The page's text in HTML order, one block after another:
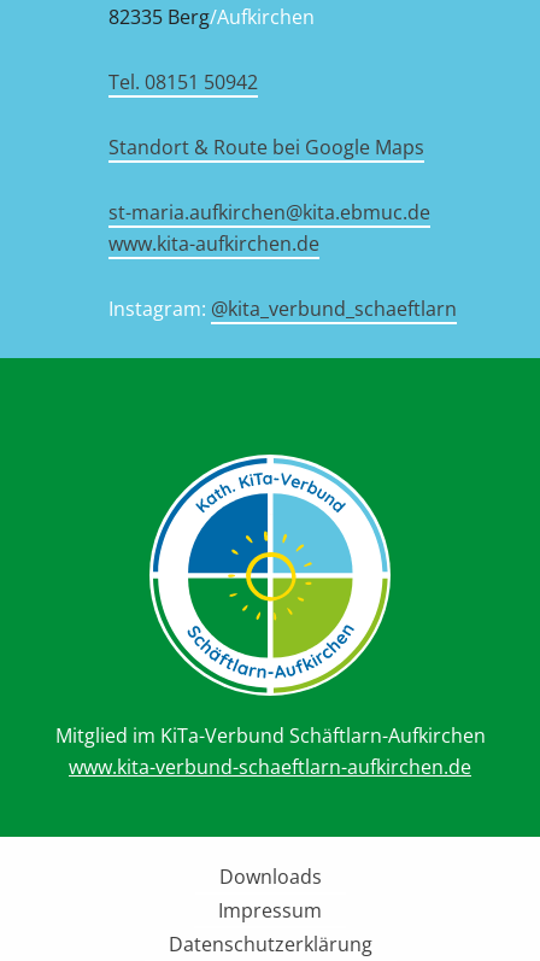
82335 Berg/Aufkirchen
Tel. 08151 50942
Standort & Route bei Google Maps
st-maria.aufkirchen@kita.ebmuc.de
www.kita-aufkirchen.de
Instagram: @kita_verbund_schaeftlarn
Mitglied im KiTa-Verbund Schäftlarn-Aufkirchen
www.kita-verbund-schaeftlarn-aufkirchen.de
Downloads
Impressum
Datenschutzerklärung